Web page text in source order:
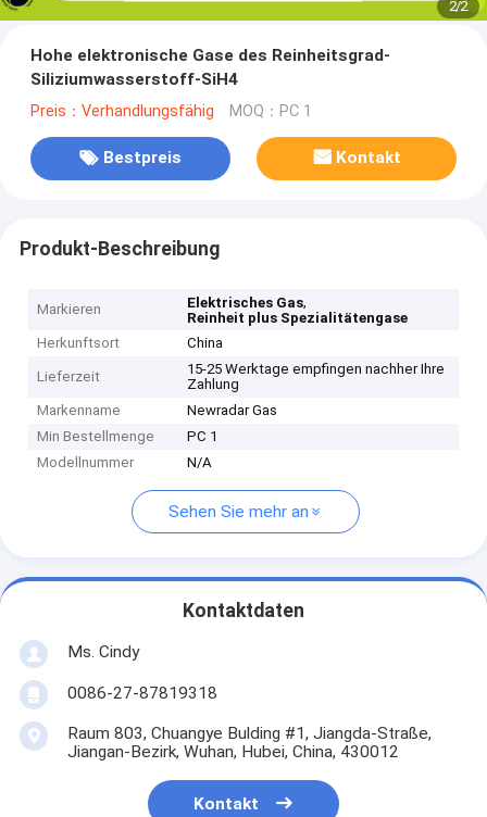
2/2
Hohe elektronische Gase des Reinheitsgrad-
Siliziumwasserstoff-SiH4
Preis：Verhandlungsfähig MOQ：PC 1
Bestpreis Kontakt
Produkt-Beschreibung
Markieren Elektrisches Gas,
Reinheit plus Spezialitätengase
Herkunftsort
China
Lieferzeit
15-25 Werktage empfingen nachher Ihre
Zahlung
Markenname
Newradar Gas
Min Bestellmenge
PC 1
Modellnummer
N/A
Sehen Sie mehr an
Kontaktdaten
Ms. Cindy
0086-27-87819318
Raum 803, Chuangye Bulding #1, Jiangda-Straße,
Jiangan-Bezirk, Wuhan, Hubei, China, 430012
Kontakt